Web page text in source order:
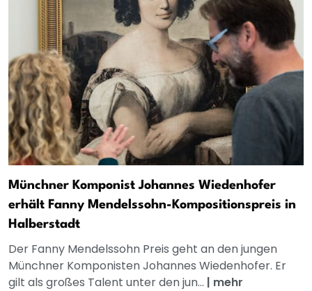
Münchner Komponist Johannes Wiedenhofer
erhält Fanny Mendelssohn-Kompositionspreis in
Halberstadt
Der Fanny Mendelssohn Preis geht an den jungen
Münchner Komponisten Johannes Wiedenhofer. Er
gilt als großes Talent unter den jun... | mehr